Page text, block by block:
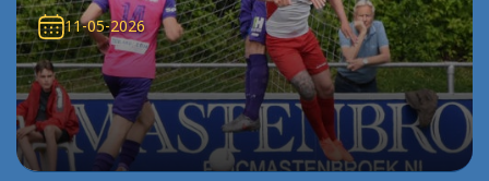
11-05-2026